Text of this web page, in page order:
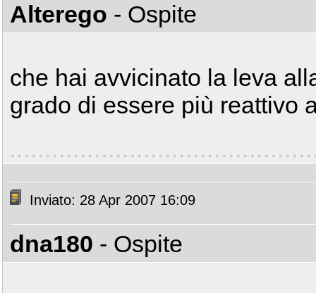
Alterego - Ospite
che hai avvicinato la leva
grado di essere più reattivo
Inviato: 28 Apr 2007 16:09
dna180 - Ospite